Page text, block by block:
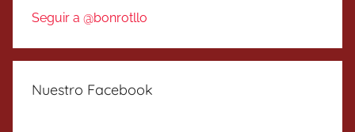
Seguir a @bonrotllo
Nuestro Facebook